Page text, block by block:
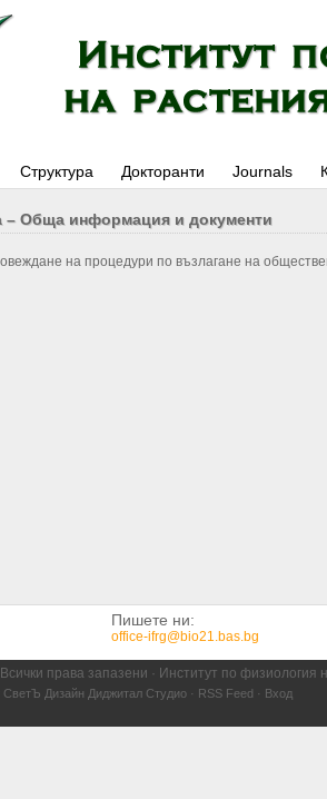
Структура Докторанти Journals
– Обща информация и документи
на процедури по възлагане на
Пишете ни:
office-ifrg@bio21.bas.bg
права запазени · Институт по физиология
СветЪ Дизайн Диджитал Студио · RSS Feed · Вход